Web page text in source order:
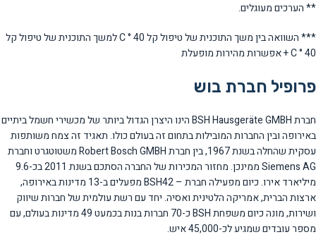
** הערכים מעוגלים.
*** השוואה בין משך התוכנית של טיפול קל 40 ° C למשך התוכנית של טיפול קל
40 ° C + אפשרות מהירות מופעלת
פרופיל חברת בוש
חברת BSH Hausgeräte GMBH הינו היצרן הגדול ביותר של מכשירי חשמל ביתיים
באירופה ובין החברות המובילות בתחום זה בעולם כולו. תאגיד זה צמח משותפות
עסקית שהחלה בשנת 1967, בין חברת Robert Bosch GMBH משטוטגרט וחברת
Siemens AG ממינכן. מחזור המכירות של החברה הסתכם בשנת 2011 בכ-9.6
מיליארד אירו. כיום מפעילה חברת – BSH42 מפעלים ב-13 מדינות באירופה,
ארצות הברית, אמריקה הלטינית ואסיה. יחד עם רשת עולמית של חברות שיווק
ושירות, מונה כיום משפחת BSH כ-70 חברות בנות בכמעט 49 מדינות בעולם, עם
מספר עובדים שמגיע לכ-45,000 איש.